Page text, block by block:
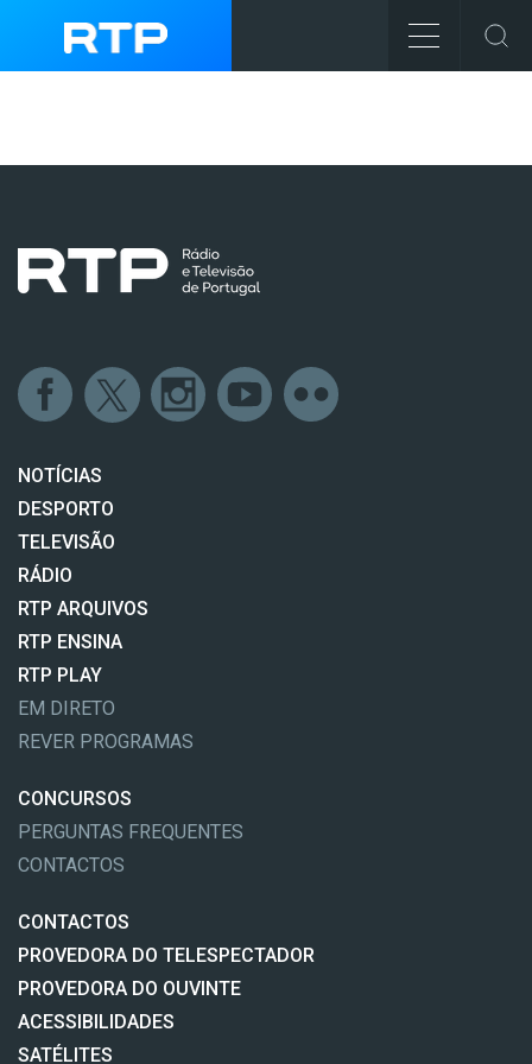
NOTÍCIAS
DESPORTO
TELEVISÃO
RÁDIO
RTP ARQUIVOS
RTP ENSINA
RTP PLAY
EM DIRETO
REVER PROGRAMAS
CONCURSOS
PERGUNTAS FREQUENTES
CONTACTOS
CONTACTOS
PROVEDORA DO TELESPECTADOR
PROVEDORA DO OUVINTE
ACESSIBILIDADES
SATÉLITES